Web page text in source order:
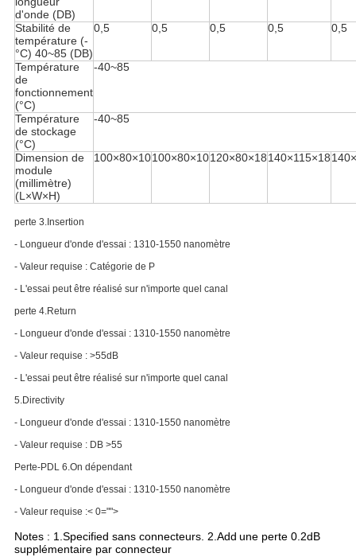
d'onde (DB)
Stabilité de
température (-
°C) 40~85 (DB)
0,5 0,5 0,5 0,5 0,5
Température
de
fonctionnement
(°C)
-40~85
Température
de stockage
(°C)
-40~85
Dimension de
module
(millimètre)
(L×W×H)
100×80×10100×80×10120×80×18140×115×18
perte 3.Insertion
- Longueur d'onde d'essai : 1310-1550 nanomètre
- Valeur requise : Catégorie de P
- L'essai peut être réalisé sur n'importe quel canal
perte 4.Return
- Longueur d'onde d'essai : 1310-1550 nanomètre
- Valeur requise : >55dB
- L'essai peut être réalisé sur n'importe quel canal
5.Directivity
- Longueur d'onde d'essai : 1310-1550 nanomètre
- Valeur requise : DB >55
Perte-PDL 6.On dépendant
- Longueur d'onde d'essai : 1310-1550 nanomètre
- Valeur requise :< 0="">
Notes : 1.Specified sans connecteurs. 2.Add une perte 0.2dB
supplémentaire par connecteur